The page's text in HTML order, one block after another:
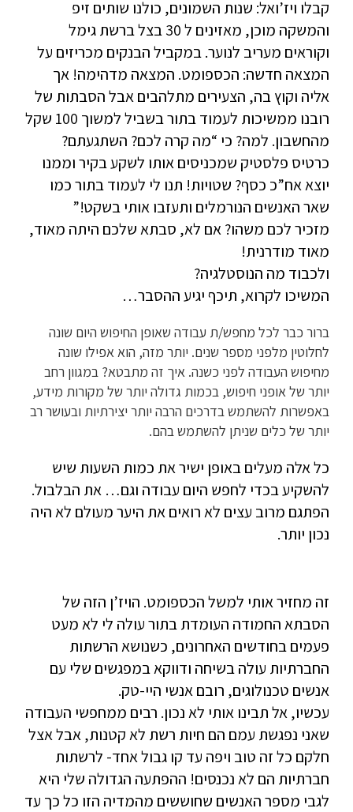
קבלו ויז’ואל: שנות השמונים, כולנו שותים זיפ
והמשקה מוכן, מאזינים ל 30 בצל ברשת גימל
וקוראים מעריב לנוער. במקביל הבנקים מכריזים על
המצאה חדשה: הכספומט. המצאה מדהימה! אך
אליה וקוץ בה, הצעירים מתלהבים אבל הסבתות של
רובנו ממשיכות לעמוד בתור בשביל למשוך 100 שקל
מהחשבון. למה? כי “מה קרה לכם? השתגעתם?
כרטיס פלסטיק שמכניסים אותו לשקע בקיר וממנו
יוצא אח”כ כסף? שטויות! תנו לי לעמוד בתור כמו
שאר האנשים הנורמלים ותעזבו אותי בשקט!”
מזכיר לכם משהו? אם לא, סבתא שלכם היתה מאוד,
מאוד מודרנית!
ולכבוד מה הנוסטלגיה?
המשיכו לקרוא, תיכף יגיע ההסבר…
ברור כבר לכל מחפש/ת עבודה שאופן החיפוש היום שונה
לחלוטין מלפני מספר שנים. יותר מזה, הוא אפילו שונה
מחיפוש העבודה לפני כשנה. איך זה מתבטא? במגוון רחב
יותר של אופני חיפוש, בכמות גדולה יותר של מקורות מידע,
באפשרות להשתמש בדרכים הרבה יותר יצירתיות ובעושר רב
יותר של כלים שניתן להשתמש בהם.
כל אלה מעלים באופן ישיר את כמות השעות שיש
להשקיע בכדי לחפש היום עבודה וגם… את הבלבול.
הפתגם מרוב עצים לא רואים את היער מעולם לא היה
נכון יותר.
זה מחזיר אותי למשל הכספומט. הויז’ן הזה של
הסבתא החמודה העומדת בתור עולה לי לא מעט
פעמים בחודשים האחרונים, כשנושא הרשתות
החברתיות עולה בשיחה ודווקא במפגשים שלי עם
אנשים טכנולוגים, רובם אנשי היי-טק.
עכשיו, אל תבינו אותי לא נכון. רבים ממחפשי העבודה
שאני נפגשת עמם הם חיות רשת לא קטנות, אבל אצל
חלקם כל זה טוב ויפה עד קו גבול אחד- לרשתות
חברתיות הם לא נכנסים! ההפתעה הגדולה שלי היא
לגבי מספר האנשים שחוששים מהמדיה הזו כל כך עד